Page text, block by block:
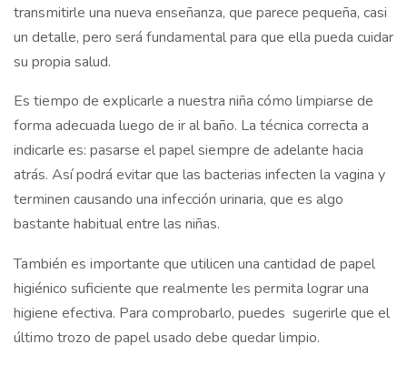
transmitirle una nueva enseñanza, que parece pequeña, casi
un detalle, pero será fundamental para que ella pueda cuidar
su propia salud.
Es tiempo de explicarle a nuestra niña cómo limpiarse de
forma adecuada luego de ir al baño. La técnica correcta a
indicarle es: pasarse el papel siempre de adelante hacia
atrás. Así podrá evitar que las bacterias infecten la vagina y
terminen causando una infección urinaria, que es algo
bastante habitual entre las niñas.
También es importante que utilicen una cantidad de papel
higiénico suficiente que realmente les permita lograr una
higiene efectiva. Para comprobarlo, puedes sugerirle que el
último trozo de papel usado debe quedar limpio.